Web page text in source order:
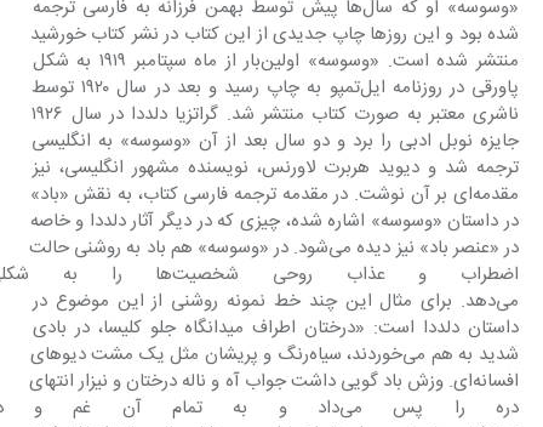
«وسوسه» او که سال‌ها پیش توسط بهمن فرزانه به فارسی ترجمه
شده بود و این روزها چاپ جدیدی از این کتاب در نشر کتاب خورشید
منتشر شده است. «وسوسه» اولین‌بار از ماه سپتامبر ١٩١٩ به شکل
پاورقی در روزنامه ایل‌تمپو به چاپ رسید و بعد در سال ١٩٢٠ توسط
ناشری معتبر به صورت کتاب منتشر شد. گراتزیا دلددا در سال ١٩٢٦
جایزه نوبل ادبی را برد و دو سال بعد از آن «وسوسه» به انگلیسی
ترجمه شد و دیوید هربرت لاورنس، نویسنده مشهور انگلیسی، نیز
مقدمه‌ای بر آن نوشت. در مقدمه ترجمه فارسی کتاب، به نقش «باد»
در داستان «وسوسه» اشاره شده، چیزی که در دیگر آثار دلددا و خاصه
در «عنصر باد» نیز دیده می‌شود. در «وسوسه» هم باد به روشنی حالت
اضطراب و عذاب روحی
می‌دهد. برای مثال این چند خط نمونه روشنی از این موضوع در
داستان دلددا است: «درختان اطراف میدانگاه جلو کلیسا، در بادی
شدید به هم می‌خوردند، سیاه‌رنگ و پریشان مثل یک مشت دیوهای
افسانه‌ای. وزش باد گویی داشت جواب آه و ناله درختان و نیزار انتهای
دره را پس می‌داد و به تمام آن